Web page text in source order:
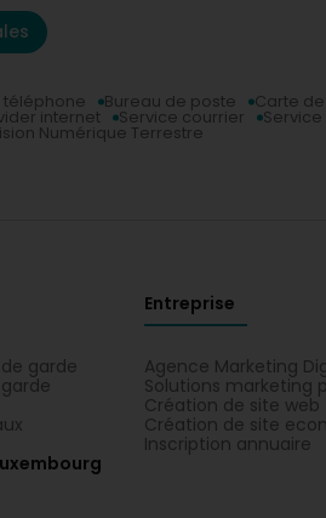
Bureau de poste Carte
internet Service courrier
Numérique Terrestre
garde
Entreprise
Agence Marketing
Solutions marketing
Création de site web
Création de site
Inscription annuaire